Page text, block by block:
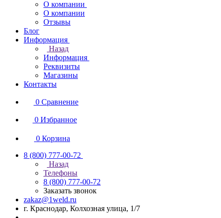
О компании
О компании
Отзывы
Блог
Информация
Назад
Информация
Реквизиты
Магазины
Контакты
0 Сравнение
0 Избранное
0 Корзина
8 (800) 777-00-72
Назад
Телефоны
8 (800) 777-00-72
Заказать звонок
zakaz@1weld.ru
г. Краснодар, Колхозная улица, 1/7